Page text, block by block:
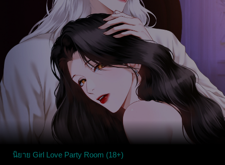
นิยาย Girl Love Party Room (18+)